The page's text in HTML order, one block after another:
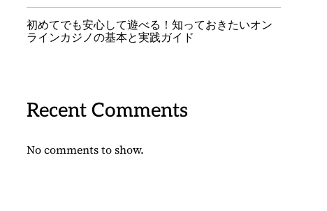
初めてでも安心して遊べる！知っておきたいオン
ラインカジノの基本と実践ガイド
Recent Comments
No comments to show.